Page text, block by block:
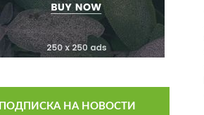
ПОДПИСКА НА НОВОСТИ